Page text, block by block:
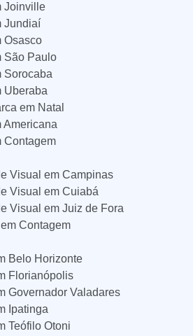
Joinville
Jundiaí
Osasco
São Paulo
Sorocaba
Uberaba
em Natal
Americana
Contagem
Visual em Campinas
Visual em Cuiabá
Visual em Juiz de Fora
Contagem
Belo Horizonte
Florianópolis
Governador Valadares
Ipatinga
Teófilo Otoni